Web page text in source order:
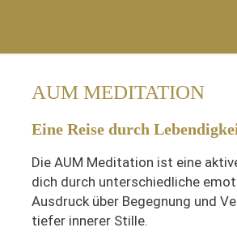
AUM MEDITATION
Eine Reise durch
Die AUM Meditation ist eine
dich durch unterschiedliche
Ausdruck über Begegnung und
tiefer innerer Stille.